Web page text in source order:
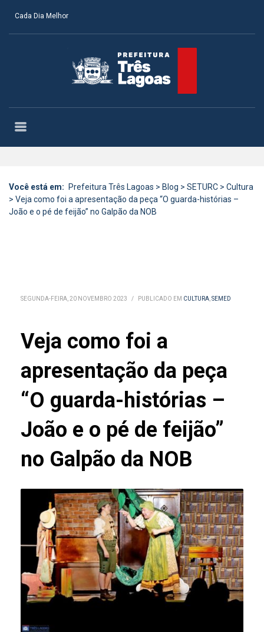
Cada Dia Melhor
Você está em: Prefeitura Três Lagoas > Blog > SETURC > Cultura
> Veja como foi a apresentação da peça “O guarda-histórias –
João e o pé de feijão” no Galpão da NOB
SEGUNDA-FEIRA, 20 NOVEMBRO 2023 / PUBLICADO EM CULTURA,SEMED
Veja como foi a
apresentação da peça
“O guarda-histórias –
João e o pé de feijão”
no Galpão da NOB